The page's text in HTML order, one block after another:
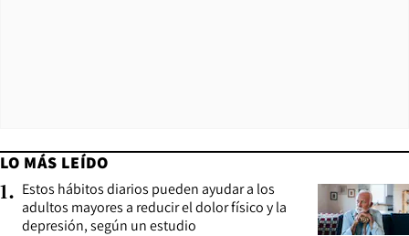
LO MÁS LEÍDO
1. Estos hábitos diarios pueden ayudar a los
adultos mayores a reducir el dolor físico y la
depresión, según un estudio